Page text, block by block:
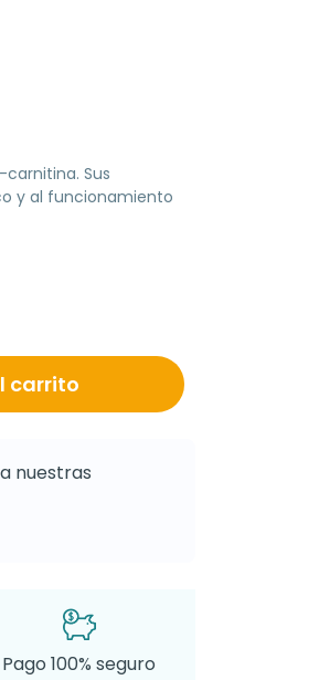
Sus
y al funcionamiento
carrito
nuestras
Pago 100% seguro